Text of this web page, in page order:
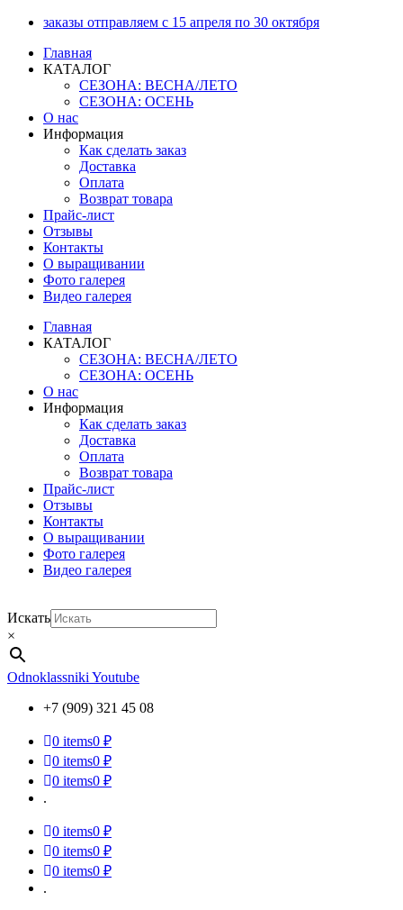
Перейти
содержимому
заказы отправляем с 15 апреля по 30 октября
Главная
КАТАЛОГ
СЕЗОНА: ВЕСНА/ЛЕТО
СЕЗОНА: ОСЕНЬ
О нас
Информация
Как сделать заказ
Доставка
Оплата
Возврат товара
Прайс-лист
Отзывы
Контакты
О выращивании
Фото галерея
Видео галерея
Главная
КАТАЛОГ
СЕЗОНА: ВЕСНА/ЛЕТО
СЕЗОНА: ОСЕНЬ
О нас
Информация
Как сделать заказ
Доставка
Оплата
Возврат товара
Прайс-лист
Отзывы
Контакты
О выращивании
Фото галерея
Видео галерея
Искать
×
Odnoklassniki Youtube
+7 (909) 321 45 08
0 items0 ₽
0 items0 ₽
0 items0 ₽
.
0 items0 ₽
0 items0 ₽
0 items0 ₽
.